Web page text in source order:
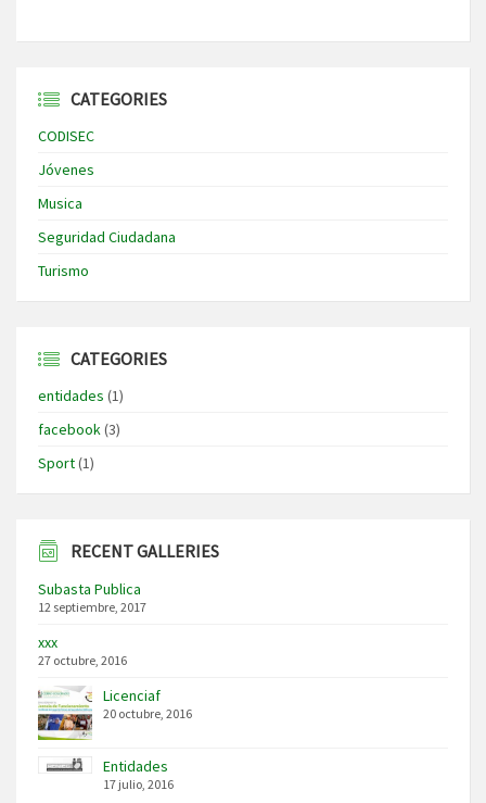
CATEGORIES
CODISEC
Jóvenes
Musica
Seguridad Ciudadana
Turismo
CATEGORIES
entidades (1)
facebook (3)
Sport(1)
RECENT GALLERIES
Subasta Publica
12 septiembre, 2017
xxx
27 octubre, 2016
Licenciaf
20 octubre, 2016
Entidades
17 julio, 2016